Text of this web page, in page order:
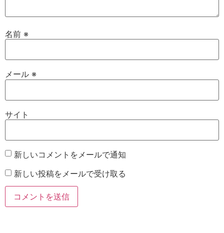
名前 ※
メール ※
サイト
新しいコメントをメールで通知
新しい投稿をメールで受け取る